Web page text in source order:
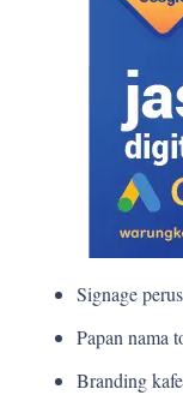
Signage
Papan nama
Branding